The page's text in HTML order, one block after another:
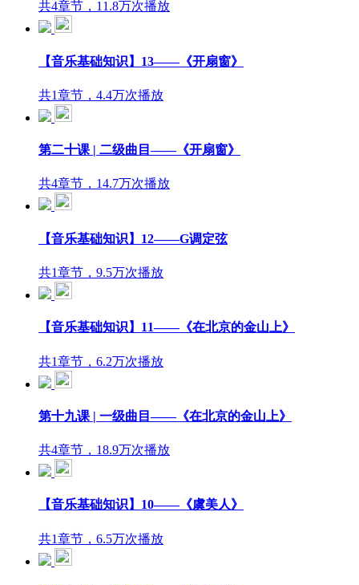
共4章节，11.8万次播放
【音乐基础知识】13——《开扇窗》
共1章节，4.4万次播放
第二十课 | 二级曲目——《开扇窗》
共4章节，14.7万次播放
【音乐基础知识】12——G调定弦
共1章节，9.5万次播放
【音乐基础知识】11——《在北京的金山上》
共1章节，6.2万次播放
第十九课 | 一级曲目——《在北京的金山上》
共4章节，18.9万次播放
【音乐基础知识】10——《虞美人》
共1章节，6.5万次播放